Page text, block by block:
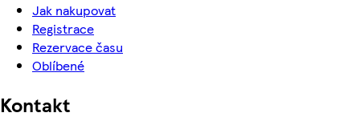
Jak nakupovat
Registrace
Rezervace času
Oblíbené
Kontakt